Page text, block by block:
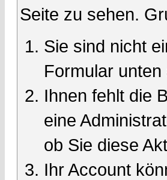
Seite zu sehen.
Sie sind nicht
Formular
Ihnen fehlt die
eine
ob Sie diese
Ihr Account